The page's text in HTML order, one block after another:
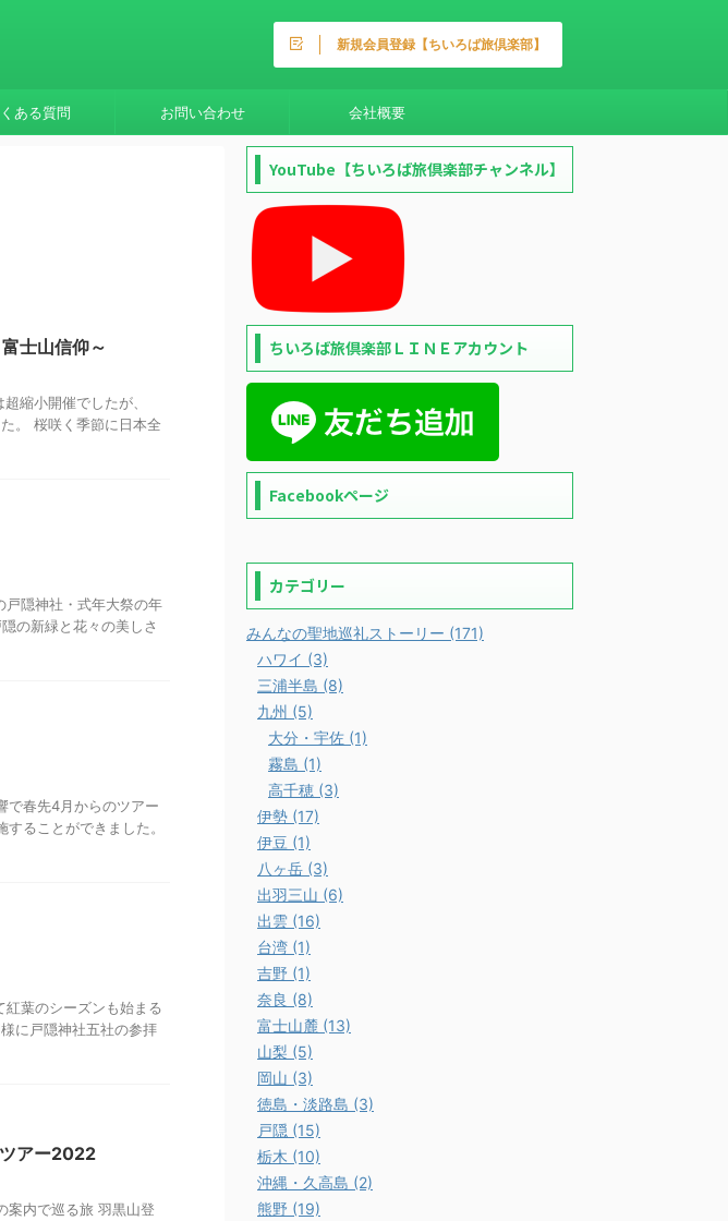
新規会員登録【ちいろば旅倶楽部】
ある質問 お問い合わせ 会社概要
士山信仰～
縮小開催でしたが、
。 桜咲く季節に日本全
隠神社・式年大祭の年
の新緑と花々の美しさ
で春先4月からのツアー
ることができました。
葉のシーズンも始まる
に戸隠神社五社の参拝
アー2022
案内で巡る旅 羽黒山登
YouTube【ちいろば旅倶楽部チャンネル】
ちいろば旅倶楽部ＬＩＮＥアカウント
Facebookページ
カテゴリー
みんなの聖地巡礼ストーリー (171)
ハワイ (3)
三浦半島 (8)
九州 (5)
大分・宇佐 (1)
霧島 (1)
高千穂 (3)
伊勢 (17)
伊豆 (1)
八ヶ岳 (3)
出羽三山 (6)
出雲 (16)
台湾 (1)
吉野 (1)
奈良 (8)
富士山麓 (13)
山梨 (5)
岡山 (3)
徳島・淡路島 (3)
戸隠 (15)
栃木 (10)
沖縄・久高島 (2)
熊野 (19)